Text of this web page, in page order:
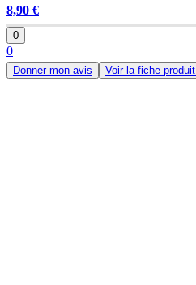
8,90 €
0
0
Donner mon avis Voir la fiche produit